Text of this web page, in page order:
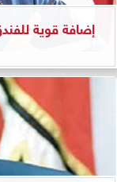
إضافة قوية